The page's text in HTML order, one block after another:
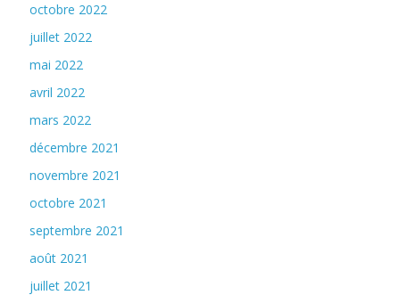
octobre 2022
juillet 2022
mai 2022
avril 2022
mars 2022
décembre 2021
novembre 2021
octobre 2021
septembre 2021
août 2021
juillet 2021